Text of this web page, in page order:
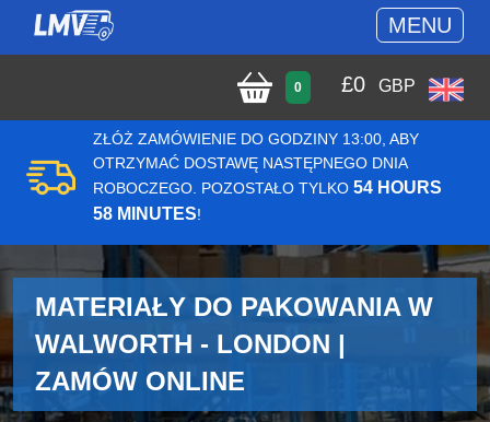
MENU
0 £0 GBP
ZŁÓŻ ZAMÓWIENIE DO GODZINY 13:00, ABY
OTRZYMAĆ DOSTAWĘ NASTĘPNEGO DNIA
ROBOCZEGO. POZOSTAŁO TYLKO 54 HOURS
58 MINUTES!
MATERIAŁY DO PAKOWANIA W
WALWORTH - LONDON |
ZAMÓW ONLINE